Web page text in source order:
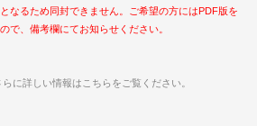
なるため同封できません。ご希望の方にはPDF版を
で、備考欄にてお知らせください。
に詳しい情報はこちらをご覧ください。